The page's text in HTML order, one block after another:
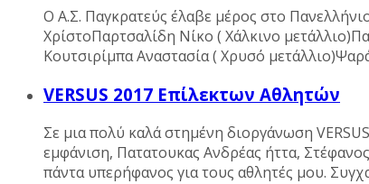
Ο Α.Σ. Παγκρατεύς έλαβε μέρος στο
ΧρίστοΠαρτσαλίδη Νίκο ( Χάλκινο
Κουτσιρίμπα Αναστασία ( Χρυσό
VERSUS 2017 Επίλεκτων Αθλητών
Σε μια πολύ καλά στημένη διοργάνωση
εμφάνιση, Πατατουκας Ανδρέας ήττα,
πάντα υπερήφανος για τους αθλητές μου.